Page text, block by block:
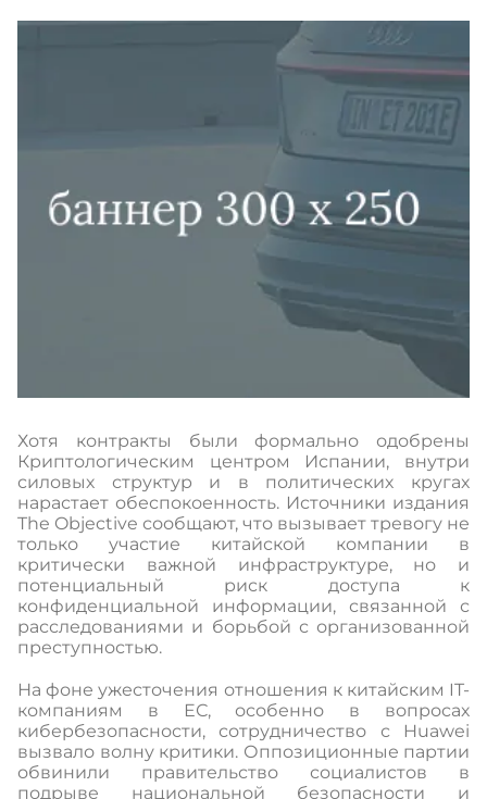
Хотя контракты были формально одобрены
Криптологическим центром Испании, внутри
силовых структур и в политических кругах
нарастает обеспокоенность. Источники издания
The Objective сообщают, что вызывает тревогу не
только участие китайской компании в
критически важной инфраструктуре, но и
потенциальный риск доступа к
конфиденциальной информации, связанной с
расследованиями и борьбой с организованной
преступностью.
На фоне ужесточения отношения к китайским IT-
компаниям в ЕС, особенно в вопросах
кибербезопасности, сотрудничество с Huawei
вызвало волну критики. Оппозиционные партии
обвинили правительство социалистов в
подрыве национальной безопасности и